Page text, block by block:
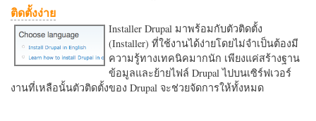
ติดตั้งง่าย
Installer Drupal มาพร้อมกับตัวติดตั้ง
(Installer) ที่ใช้งานได้ง่ายโดยไม่จำเป็นต้องมี
ความรู้ทางเทคนิคมากนัก เพียงแค่สร้างฐาน
ข้อมูลและย้ายไฟล์ Drupal ไปบนเซิร์ฟเวอร์
งานที่เหลือนั้นตัวติดตั้งของ Drupal จะช่วยจัดการให้ทั้งหมด